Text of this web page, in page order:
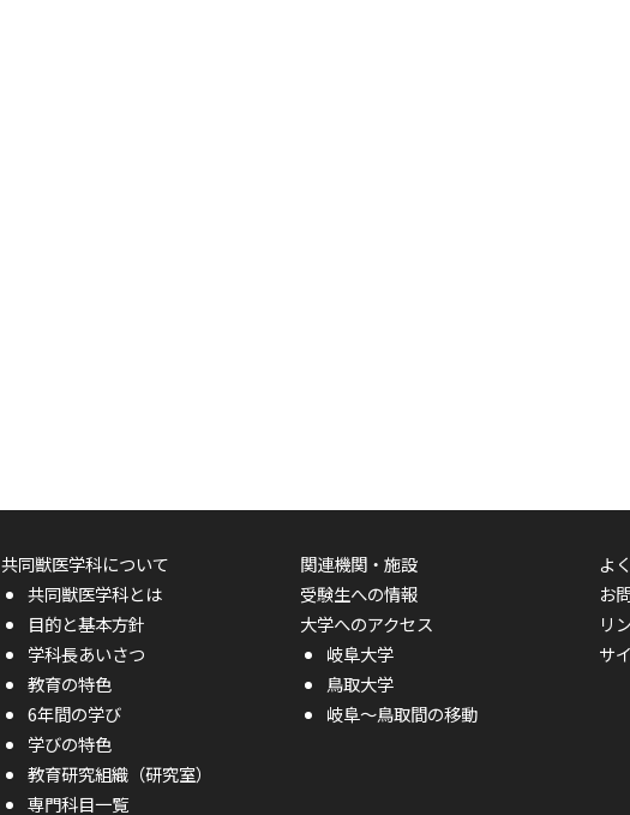
共同獣医学科について
共同獣医学科とは
目的と基本方針
学科長あいさつ
教育の特色
6年間の学び
学びの特色
教育研究組織（研究室）
専門科目一覧
関連機関・施設
受験生への情報
大学へのアクセス
岐阜大学
鳥取大学
岐阜〜鳥取間の移動
よ
お
リ
サ